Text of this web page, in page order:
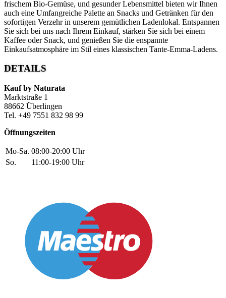
frischem Bio-Gemüse, und gesunder Lebensmittel bieten wir Ihnen
auch eine Umfangreiche Palette an Snacks und Getränken für den
sofortigen Verzehr in unserem gemütlichen Ladenlokal. Entspannen
Sie sich bei uns nach Ihrem Einkauf, stärken Sie sich bei einem
Kaffee oder Snack, und genießen Sie die enspannte
Einkaufsatmosphäre im Stil eines klassischen Tante-Emma-Ladens.
DETAILS
Kauf by Naturata
Marktstraße 1
88662 Überlingen
Tel. +49 7551 832 98 99
Öffnungszeiten
Mo-Sa. 08:00-20:00 Uhr
So.
11:00-19:00 Uhr